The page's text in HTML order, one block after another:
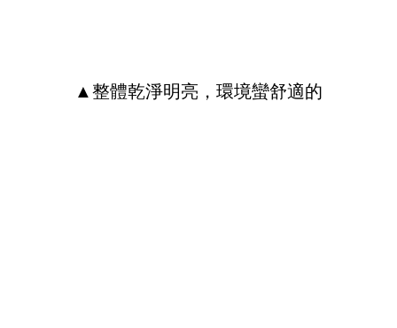
▲整體乾淨明亮，環境蠻舒適的